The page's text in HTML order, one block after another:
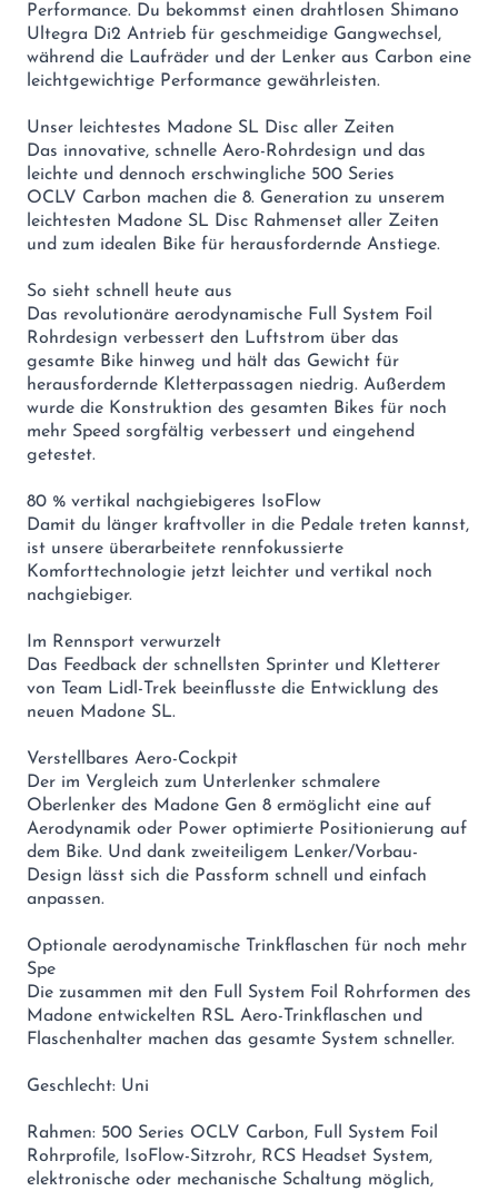
Performance. Du bekommst einen drahtlosen Shimano
Ultegra Di2 Antrieb für geschmeidige Gangwechsel,
während die Laufräder und der Lenker aus Carbon eine
leichtgewichtige Performance gewährleisten.
Unser leichtestes Madone SL Disc aller Zeiten
Das innovative, schnelle Aero-Rohrdesign und das
leichte und dennoch erschwingliche 500 Series
OCLV Carbon machen die 8. Generation zu unserem
leichtesten Madone SL Disc Rahmenset aller Zeiten
und zum idealen Bike für herausfordernde Anstiege.
So sieht schnell heute aus
Das revolutionäre aerodynamische Full System Foil
Rohrdesign verbessert den Luftstrom über das
gesamte Bike hinweg und hält das Gewicht für
herausfordernde Kletterpassagen niedrig. Außerdem
wurde die Konstruktion des gesamten Bikes für noch
mehr Speed sorgfältig verbessert und eingehend
getestet.
80 % vertikal nachgiebigeres IsoFlow
Damit du länger kraftvoller in die Pedale treten kannst,
ist unsere überarbeitete rennfokussierte
Komforttechnologie jetzt leichter und vertikal noch
nachgiebiger.
Im Rennsport verwurzelt
Das Feedback der schnellsten Sprinter und Kletterer
von Team Lidl-Trek beeinflusste die Entwicklung des
neuen Madone SL.
Verstellbares Aero-Cockpit
Der im Vergleich zum Unterlenker schmalere
Oberlenker des Madone Gen 8 ermöglicht eine auf
Aerodynamik oder Power optimierte Positionierung auf
dem Bike. Und dank zweiteiligem Lenker/Vorbau-
Design lässt sich die Passform schnell und einfach
anpassen.
Optionale aerodynamische Trinkflaschen für noch mehr
Spe
Die zusammen mit den Full System Foil Rohrformen des
Madone entwickelten RSL Aero-Trinkflaschen und
Flaschenhalter machen das gesamte System schneller.
Geschlecht: Uni
Rahmen: 500 Series OCLV Carbon, Full System Foil
Rohrprofile, IsoFlow-Sitzrohr, RCS Headset System,
elektronische oder mechanische Schaltung möglich,